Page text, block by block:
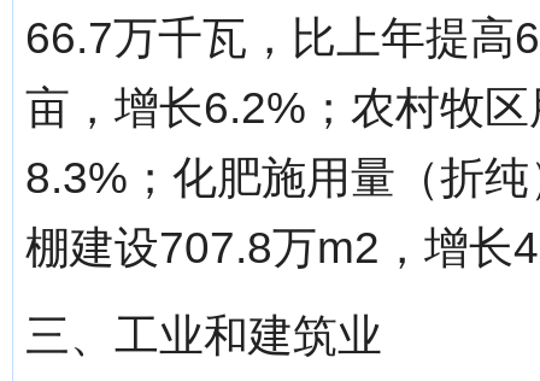
66.7万千瓦，比上年提高
亩，增长6.2%；农村牧
8.3%；化肥施用量（折
棚建设707.8万m2，增长
三、工业和建筑业